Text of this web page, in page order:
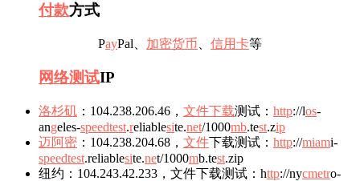
付款方式
PayPal、 加密货币 信用卡等
网络测试IP
洛杉矶 ：104.238.206.46， 文件下载测试： http://los-
angeles-speedtest.reliablesite.net/1000mb.test.zip
迈阿密 ：104.238.204.68， 文件下载测试： http://miami-
speedtest.reliablesite.net/1000mb.test.zip
纽约：104.243.42.233，文件下载测试：http://nycmetro-